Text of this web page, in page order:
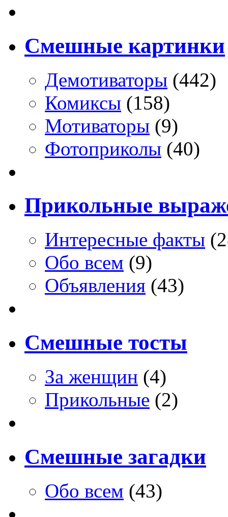
Смешные картинки
Демотиваторы (442)
Комиксы (158)
Мотиваторы (9)
Фотоприколы (40)
Прикольные
Интересные факты
Обо всем (9)
Объявления (43)
Смешные тосты
За женщин (4)
Прикольные (2)
Смешные загадки
Обо всем (43)